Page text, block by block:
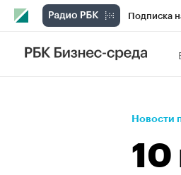
Подписка
РБК Вино
Проверка
Новости
10